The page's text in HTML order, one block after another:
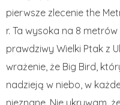
pierwsze zlecenie the
r. Ta wysoka na 8
prawdziwy Wielki Ptak z
wrażenie, że Big Bird,
nadzieją w niebo, w
nieznane. Nie ukrywam,